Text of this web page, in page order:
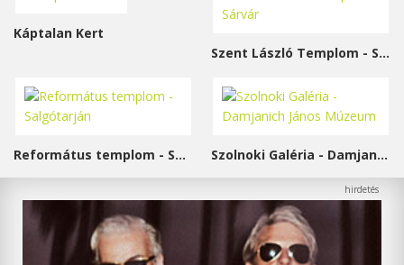
Káptalan Kert
Szent László Templom - Sárvár
Református templom - Salgótarján Szolnoki Galéria - Damjanich János Múzeum